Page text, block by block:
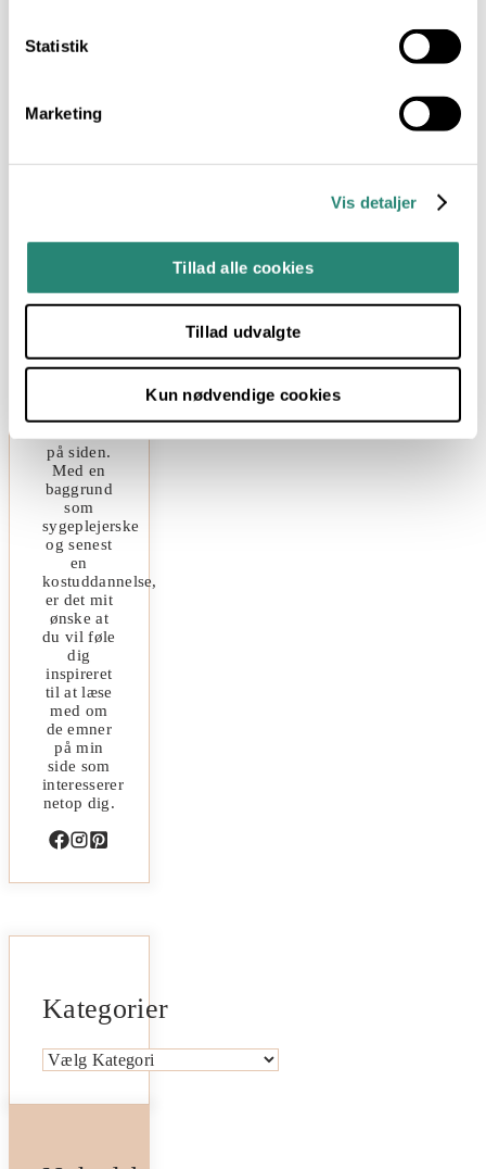
Statistik
Marketing
Vis detaljer
Tillad alle cookies
Tillad udvalgte
Kun nødvendige cookies
den
traditioner
RetroDesign
være
på siden.
Med en
baggrund
som
sygeplejerske
og senest
en
kostuddannelse,
er det mit
ønske at
du vil føle
dig
inspireret
til at læse
med om
de emner
på min
side som
interesserer
netop dig.
Kategorier
Kategorier